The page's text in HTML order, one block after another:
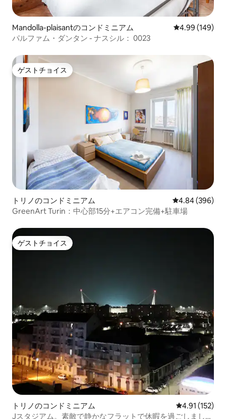
Mandolla-plaisantのコンドミニアム レビュー149
4.99 (149)
パルファム・ダンタン - ナスシル： 0023
ゲストチョイス
ゲストチョイス
トリノのコンドミニアム レビュー396
4.84 (396)
GreenArt Turin：中心部15分+エアコン完備+駐車場
ゲストチョイス
ゲストチョイス
トリノのコンドミニアム レビュー152
4.91 (152)
Jスタジアム。素敵で静かなフラットで休暇を過ごしましょ